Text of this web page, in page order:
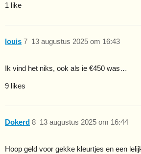
1 like
louis 13 augustus 2025 om 16:43
7
Ik vind het niks, ook als ie €450 was…
9 likes
Dokerd 13 augustus 2025 om 16:44
8
Hoop geld voor gekke kleurtjes en een